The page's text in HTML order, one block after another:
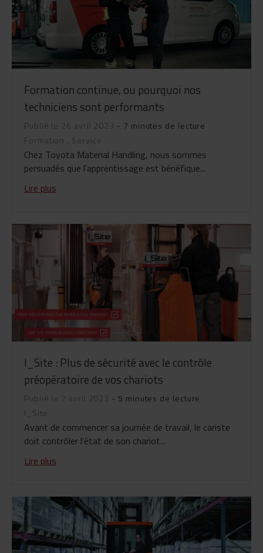
Formation continue, ou pourquoi nos
techniciens sont performants
Publié le 26 avril 2023 - 7 minutes de lecture
Formation , Service
Chez Toyota Material Handling, nous sommes
persuadés que l'apprentissage est bénéfique...
Lire plus
I_Site : Plus de sécurité avec le contrôle
préopératoire de vos chariots
Publié le 7 avril 2023 - 5 minutes de lecture
I_Site
Avant de commencer sa journée de travail, le cariste
doit contrôler l’état de son chariot...
Lire plus